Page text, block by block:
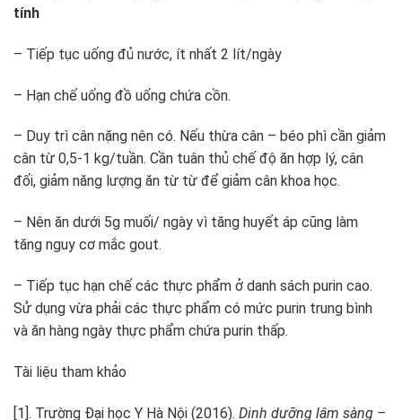
tính
– Tiếp tục uống đủ nước, ít nhất 2 lít/ngày
– Hạn chế uống đồ uống chứa cồn.
– Duy trì cân nặng nên có. Nếu thừa cân – béo phì cần giảm
cân từ 0,5-1 kg/tuần. Cần tuân thủ chế độ ăn hợp lý, cân
đối, giảm năng lượng ăn từ từ để giảm cân khoa học.
– Nên ăn dưới 5g muối/ ngày vì tăng huyết áp cũng làm
tăng nguy cơ mắc gout.
– Tiếp tục hạn chế các thực phẩm ở danh sách purin cao.
Sử dụng vừa phải các thực phẩm có mức purin trung bình
và ăn hàng ngày thực phẩm chứa purin thấp.
Tài liệu tham khảo
[1]. Trường Đại học Y Hà Nội (2016). Dinh dưỡng lâm sàng –